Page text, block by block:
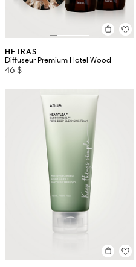
HETRAS
Diffuseur Premium Hotel Wood
46 $